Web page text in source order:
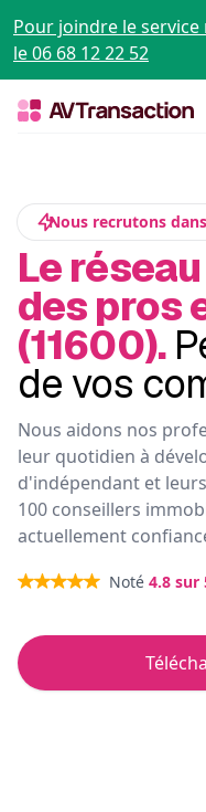
Pour joindre le
le 06 68 12 22 52
Nous recrutons
Le
des pros
(11600).
de vos
Nous aidons nos
leur quotidien à
d'indépendant et
100 conseillers
actuellement
Noté 4.8 sur